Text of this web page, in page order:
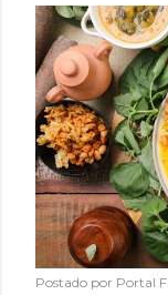
Postado por Portal